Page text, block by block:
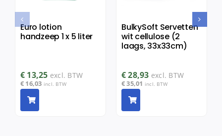
Euro lotion
handzeep 1 x 5 liter
€ 13,25 excl. BTW
€ 16,03 incl. BTW
BulkySoft Servetten
wit cellulose (2
laags, 33x33cm)
€28,93 excl. BTW
€35,01 incl. BTW